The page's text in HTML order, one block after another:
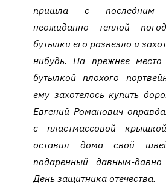
пришла с последним
неожиданно теплой
бутылки его развезло и
нибудь. На прежнее
бутылкой плохого
ему захотелось купить
Евгений Романович
с пластмассовой
оставил дома свой
подаренный давным-
День защитника отечества.